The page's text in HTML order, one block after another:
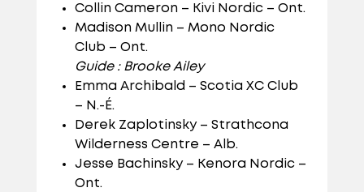
Collin Cameron – Kivi Nordic – Ont.
Madison Mullin – Mono Nordic
Club – Ont.
Guide : Brooke Ailey
Emma Archibald – Scotia XC Club
– N.-É.
Derek Zaplotinsky – Strathcona
Wilderness Centre – Alb.
Jesse Bachinsky – Kenora Nordic –
Ont.